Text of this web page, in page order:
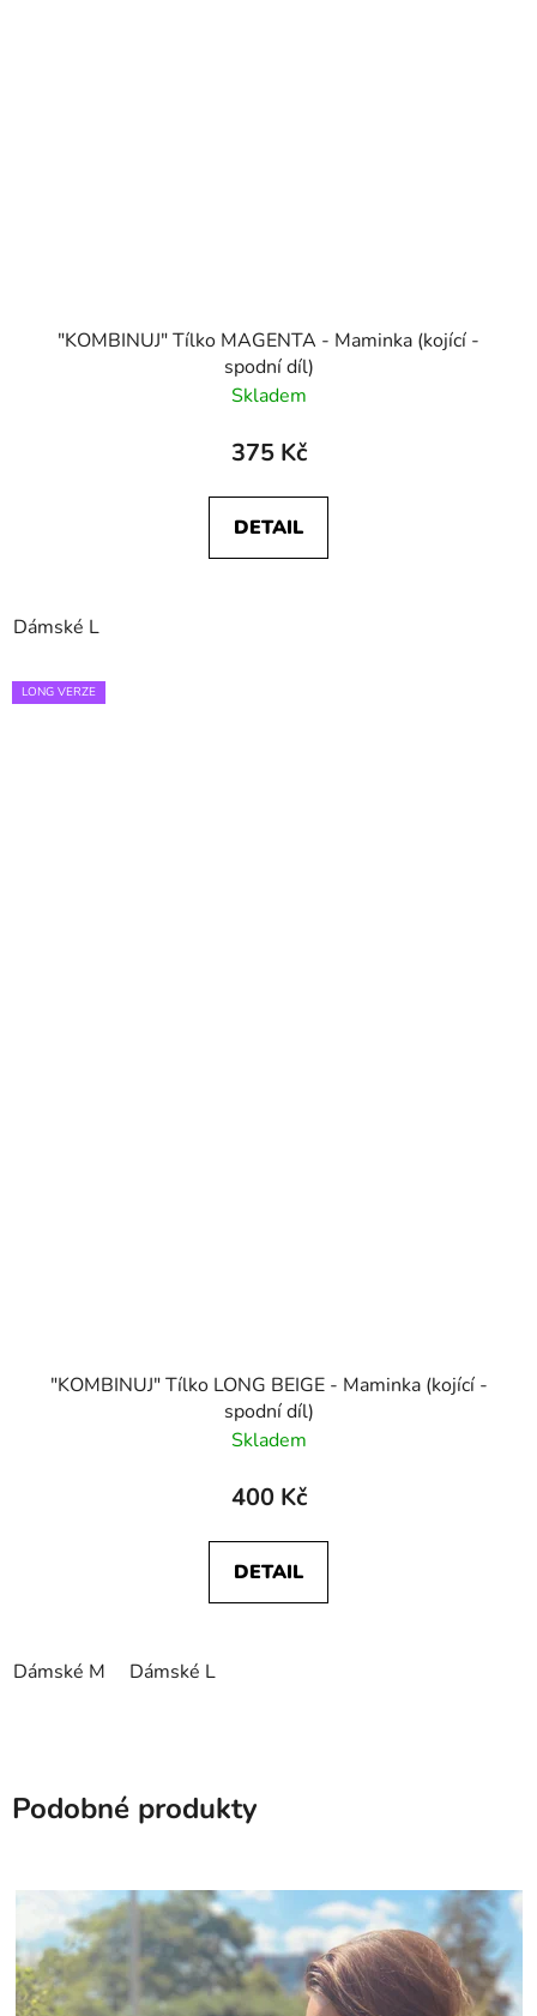
"KOMBINUJ" Tílko MAGENTA - Maminka (kojící -
spodní díl)
Skladem
375 Kč
DETAIL
Dámské L
LONG VERZE
"KOMBINUJ" Tílko LONG BEIGE - Maminka (kojící -
spodní díl)
Skladem
400 Kč
DETAIL
Dámské M Dámské L
Podobné produkty